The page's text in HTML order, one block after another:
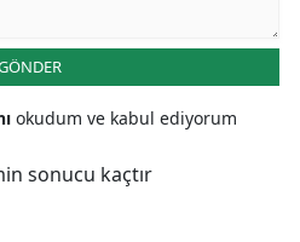
okudum ve kabul ediyorum
sonucu kaçtır